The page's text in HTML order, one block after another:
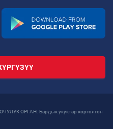
ОРГАН. Бардык укуктар корголгон